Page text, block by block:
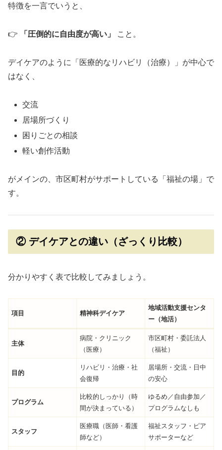
特徴を一言でいうと、
👉 「圧倒的に自由度が高い」 こと。
デイケアのように「医療的なリハビリ（治療）」が中心で
はなく、
交流
居場所づくり
困りごとの相談
軽い創作活動
がメインの、市区町村がサポートしている「福祉の場」で
す。
② デイケアとの違い（ざっくり比較）
分かりやすく表で比較してみましょう。
項目 精神科デイケア
地域活動支援センタ
ー（地活）
主体
病院・クリニック
（医療）
市区町村・委託法人
（福祉）
目的
リハビリ・治療・社
会復帰
居場所・交流・日中
の安心
プログラム
比較的しっかり（時
間が決まっている）
ゆるめ／自由参加／
プログラムなしも
スタッフ
医療職（医師・看護
師など）
福祉スタッフ・ピア
サポーターなど